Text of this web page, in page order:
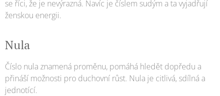
se říci, že je nevýrazná. Navíc je číslem sudým a ta vyjadřují
ženskou energii.
Nula
Číslo nula znamená proměnu, pomáhá hledět dopředu a
přináší možnosti pro duchovní růst. Nula je citlivá, sdílná a
jednotící.